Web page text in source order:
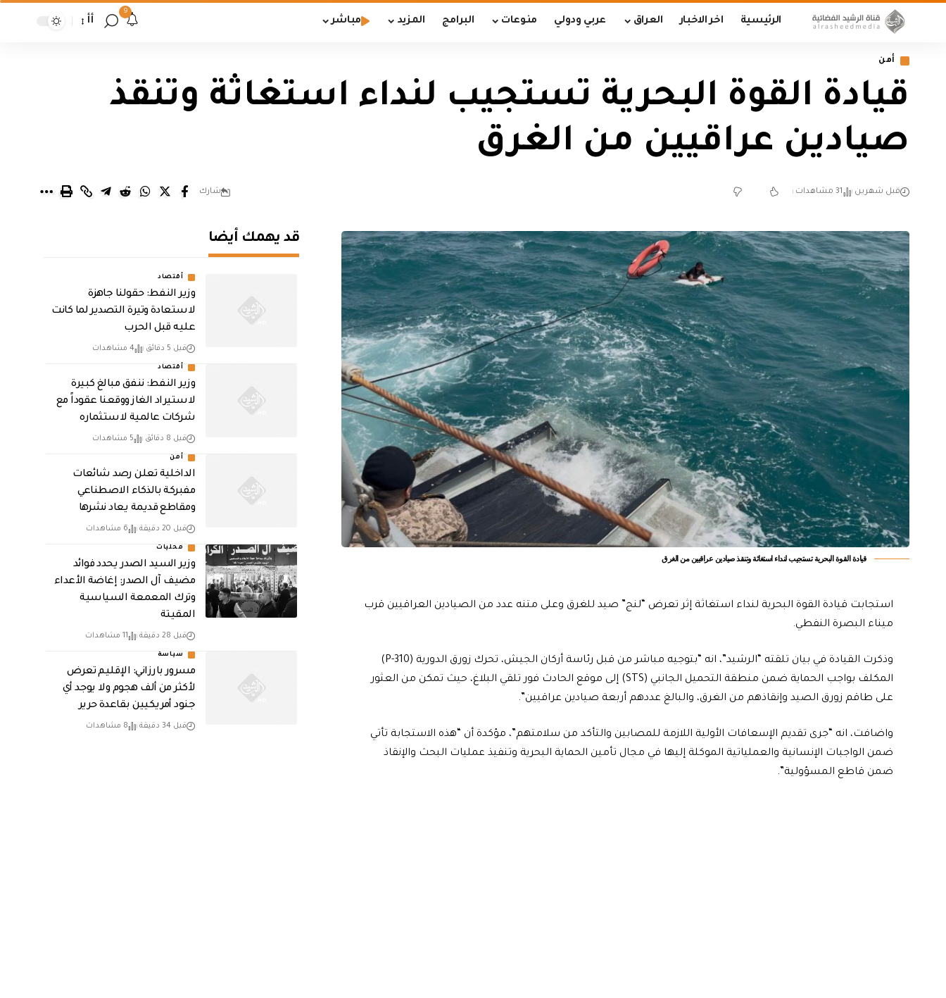
الرئيسية اخر الاخبار العراق عربي ودولي منوعات البرامج المزيد مباشر
9
أأ
أمن
قيادة القوة البحرية تستجيب لنداء استغاثة وتنقذ
صيادين عراقيين من الغرق
قبل شهرين 31 مشاهدات شارك
قيادة القوة البحرية تستجيب لنداء استغاثة وتنقذ صيادين عراقيين من الغرق
استجابت قيادة القوة البحرية لنداء استغاثة إثر تعرض “لنج” صيد للغرق وعلى متنه عدد من الصيادين العراقيين قرب
ميناء البصرة النفطي.
وذكرت القيادة في بيان تلقته “الرشيد”، انه “بتوجيه مباشر من قبل رئاسة أركان الجيش، تحرك زورق الدورية (P-310)
المكلف بواجب الحماية ضمن منطقة التحميل الجانبي (STS) إلى موقع الحادث فور تلقي البلاغ، حيث تمكن من العثور
على طاقم زورق الصيد وإنقاذهم من الغرق، والبالغ عددهم أربعة صيادين عراقيين”.
واضافت، انه “جرى تقديم الإسعافات الأولية اللازمة للمصابين والتأكد من سلامتهم”، مؤكدة أن “هذه الاستجابة تأتي
ضمن الواجبات الإنسانية والعملياتية الموكلة إليها في مجال تأمين الحماية البحرية وتنفيذ عمليات البحث والإنقاذ
ضمن قاطع المسؤولية”.
قد يهمك أيضا
أقتصاد
وزير النفط: حقولنا جاهزة
لاستعادة وتيرة التصدير لما كانت
عليه قبل الحرب
قبل 5 دقائق 4 مشاهدات
أقتصاد
وزير النفط: ننفق مبالغ كبيرة
لاستيراد الغاز ووقعنا عقوداً مع
شركات عالمية لاستثماره
قبل 8 دقائق 5 مشاهدات
أمن
الداخلية تعلن رصد شائعات
مفبركة بالذكاء الاصطناعي
ومقاطع قديمة يعاد نشرها
قبل 20 دقيقة 6 مشاهدات
محليات
وزير السيد الصدر يحدد فوائد
مضيف آل الصدر: إغاضة الأعداء
وترك المعمعة السياسية
المقيتة
قبل 28 دقيقة 11 مشاهدات
سياسة
مسرور بارزاني: الإقليم تعرض
لأكثر من ألف هجوم ولا يوجد أي
جنود أمريكيين بقاعدة حرير
قبل 34 دقيقة 8 مشاهدات